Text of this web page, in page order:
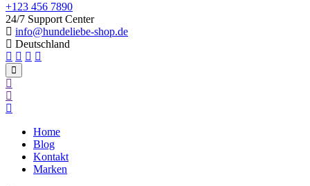
+123 456 7890
24/7 Support Center
info@hundeliebe-shop.de
Deutschland
Home
Blog
Kontakt
Marken